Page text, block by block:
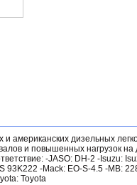
американских дизельных
и повышенных нагрузок на
-JASO: DH-2 -Isuzu:
93K222 -Mack: EO-S-4.5 -MB:
Toyota